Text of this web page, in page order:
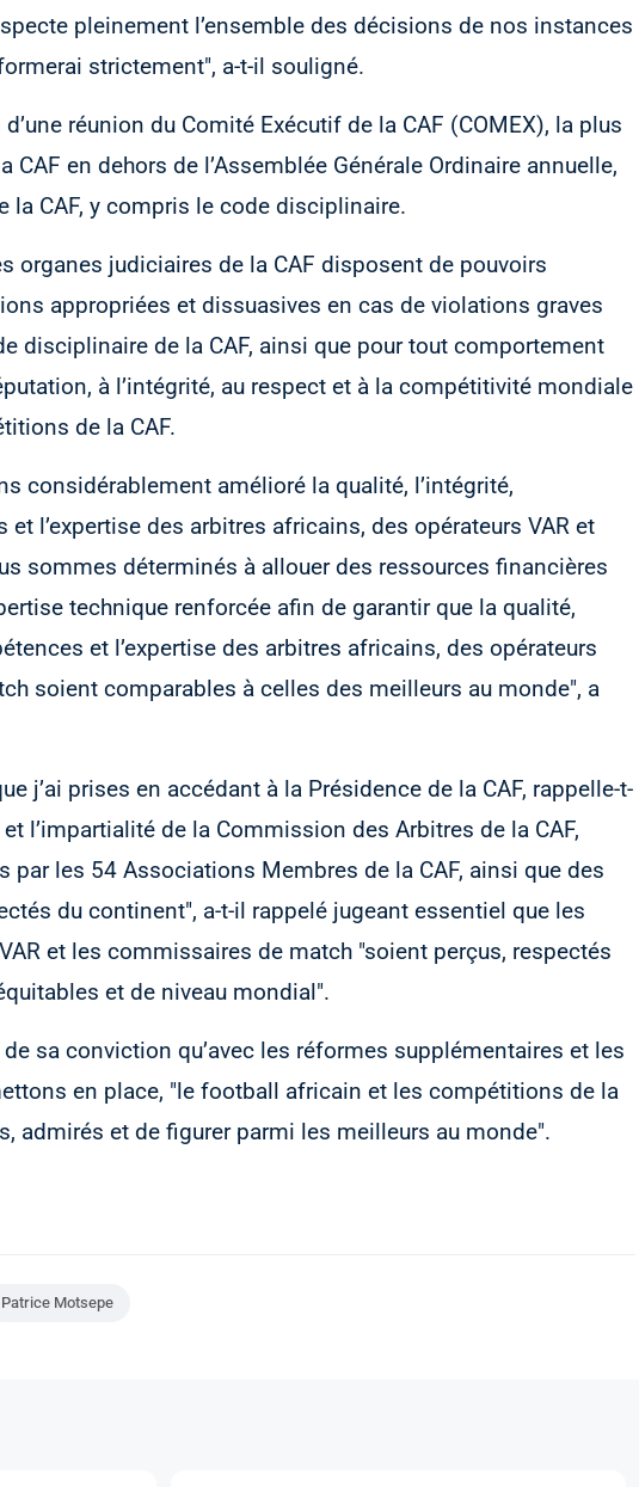
pleinement l’ensemble des décisions de nos instances
strictement", a-t-il souligné.
réunion du Comité Exécutif de la CAF (COMEX), la plus
en dehors de l’Assemblée Générale Ordinaire annuelle,
la CAF, y compris le code disciplinaire.
organes judiciaires de la CAF disposent de pouvoirs
appropriées et dissuasives en cas de violations graves
disciplinaire de la CAF, ainsi que pour tout comportement
à l’intégrité, au respect et à la compétitivité mondiale
de la CAF.
considérablement amélioré la qualité, l’intégrité,
l’expertise des arbitres africains, des opérateurs VAR et
sommes déterminés à allouer des ressources financières
technique renforcée afin de garantir que la qualité,
et l’expertise des arbitres africains, des opérateurs
soient comparables à celles des meilleurs au monde", a
j’ai prises en accédant à la Présidence de la CAF, rappelle-t-
et l’impartialité de la Commission des Arbitres de la CAF,
les 54 Associations Membres de la CAF, ainsi que des
du continent", a-t-il rappelé jugeant essentiel que les
et les commissaires de match "soient perçus, respectés
et de niveau mondial".
sa conviction qu’avec les réformes supplémentaires et les
en place, "le football africain et les compétitions de la
admirés et de figurer parmi les meilleurs au monde".
Patrice Motsepe